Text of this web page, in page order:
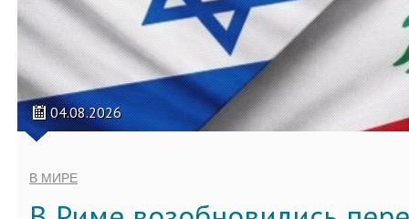
04.08.2026
В МИРЕ